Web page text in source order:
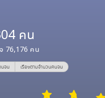
คน
76,176 คน
นจน เรียงตามจำนวนคนจน